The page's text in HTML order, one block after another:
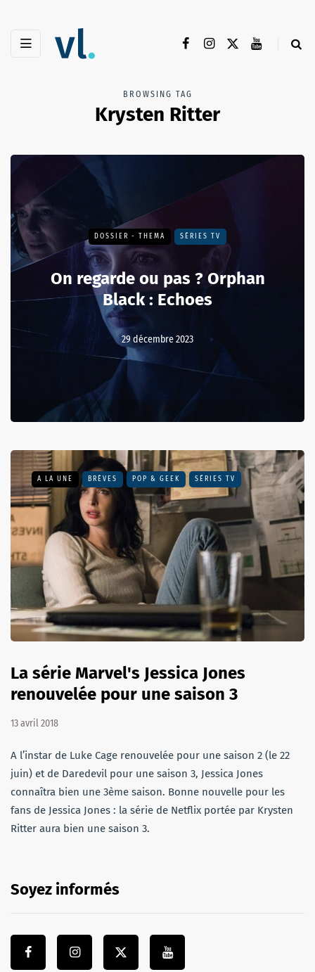
BROWSING TAG
Krysten Ritter
DOSSIER - THEMA SÉRIES TV
On regarde ou pas ? Orphan
Black : Echoes
29 décembre 2023
A LA UNE BRÈVES POP & GEEK SÉRIES TV
La série Marvel's Jessica Jones
renouvelée pour une saison 3
13 avril 2018
A l’instar de Luke Cage renouvelée pour une saison 2 (le 22
juin) et de Daredevil pour une saison 3, Jessica Jones
connaîtra bien une 3ème saison. Bonne nouvelle pour les
fans de Jessica Jones : la série de Netflix portée par Krysten
Ritter aura bien une saison 3.
Soyez informés